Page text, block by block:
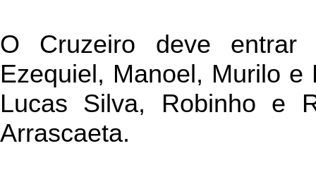
O Cruzeiro deve
Ezequiel, Manoel, Murilo
Lucas Silva, Robinho e
Arrascaeta.